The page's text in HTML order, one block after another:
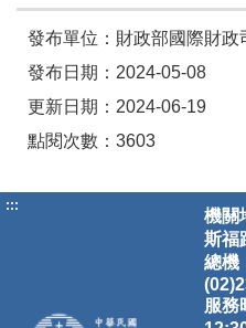
發布單位：財政部國際財政
發布日期：2024-05-08
更新日期：2024-06-19
點閱次數：3603
:::
機關
斯福
總機
服務